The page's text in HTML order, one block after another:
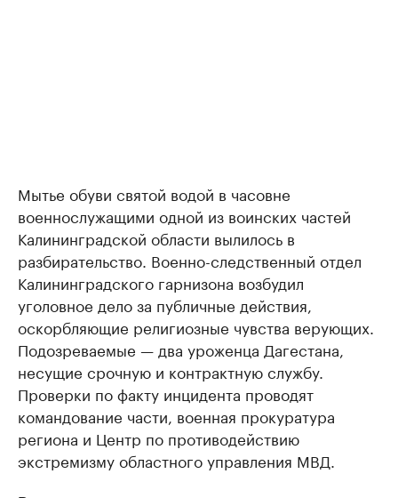
Мытье обуви святой водой в часовне
военнослужащими одной из воинских частей
Калининградской области вылилось в
разбирательство. Военно-следственный отдел
Калининградского гарнизона возбудил
уголовное дело за публичные действия,
оскорбляющие религиозные чувства верующих.
Подозреваемые — два уроженца Дагестана,
несущие срочную и контрактную службу.
Проверки по факту инцидента проводят
командование части, военная прокуратура
региона и Центр по противодействию
экстремизму областного управления МВД.